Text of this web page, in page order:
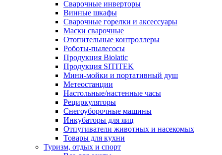
Сварочные инверторы
Винные шкафы
Сварочные горелки и аксессуары
Маски сварочные
Отопительные контроллеры
Роботы-пылесосы
Продукция Biolatic
Продукция SITITEK
Мини-мойки и портативный душ
Метеостанции
Настольные/настенные часы
Рециркуляторы
Снегоуборочные машины
Инкубаторы для яиц
Отпугиватели животных и насекомых
Товары для кухни
Туризм, отдых и спорт